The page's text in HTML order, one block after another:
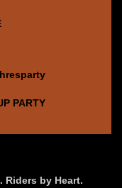
PARTY
Riders by Heart.